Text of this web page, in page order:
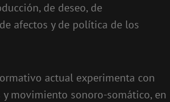
de deseo, de
afectos y de política de los
actual experimenta con
y movimiento sonoro-somático, en